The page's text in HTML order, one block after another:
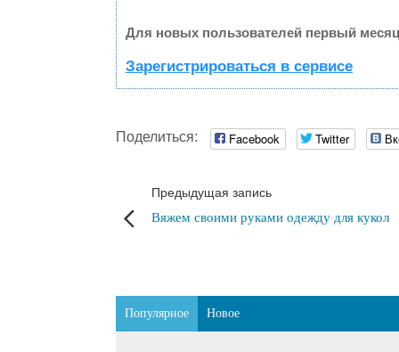
Для новых пользователей первый
Зарегистрироваться в сервисе
Поделиться: Facebook Twitter
Предыдущая запись
Вяжем своими руками одежду для кукол
Популярное Новое